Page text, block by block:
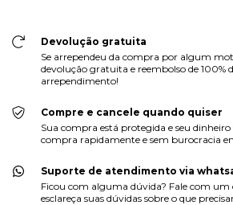
Devolução gratuita
Se arrependeu da compra por algum
devolução gratuita e reembolso de 100%
arrependimento!
Compre e cancele quando quiser
Sua compra está protegida e seu
compra rapidamente e sem burocracia
Suporte de atendimento via
Ficou com alguma dúvida? Fale com um
esclareça suas dúvidas sobre o que